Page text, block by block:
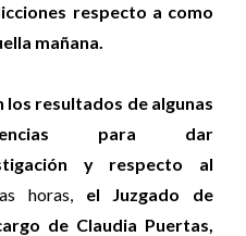
respecto a como
mañana.
los resultados de algunas
para dar
y respecto al
horas, el Juzgado de
de Claudia Puertas,